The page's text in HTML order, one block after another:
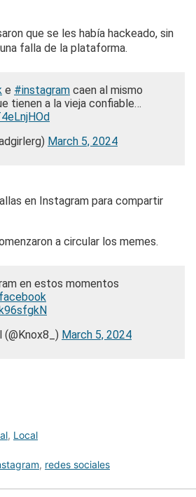
que se les había hackeado, sin
falla de la plataforma.
e #instagram caen al mismo
tienen a la vieja confiable…
March 5, 2024
en Instagram para compartir
a circular los memes.
en estos momentos
March 5, 2024
, Local
, redes sociales